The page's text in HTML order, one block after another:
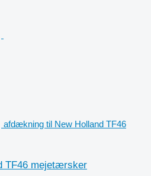
afdækning til New Holland TF46
TF46 mejetærsker